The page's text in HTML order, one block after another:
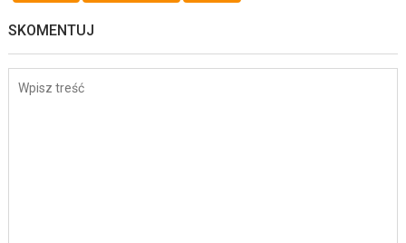
SKOMENTUJ